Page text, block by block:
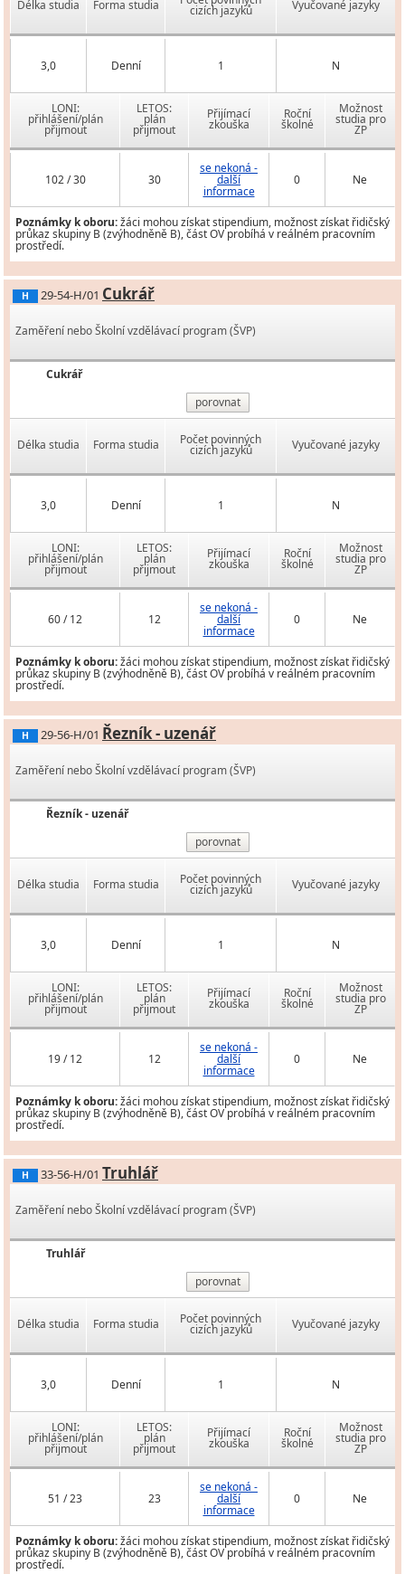
Délka studia Forma studia cizích jazyků Vyučované jazyky
3,0 Denní 1 N
LONI:
přihlášení/plán
přijmout
LETOS:
plán
přijmout
Přijímací
zkouška
Roční
školné
Možnost
studia pro
ZP
102 / 30 30
se nekoná -
další
informace
0 Ne
Poznámky k oboru:žáci mohou získat stipendium, možnost získat řidičský
průkaz skupiny B (zvýhodněně B), část OV probíhá v reálném pracovním
prostředí.
H 29-54-H/01 Cukrář
Zaměření nebo Školní vzdělávací program (ŠVP)
Cukrář
porovnat
Délka studia Forma studia Počet povinných
cizích jazyků Vyučované jazyky
3,0 Denní 1 N
LONI:
přihlášení/plán
přijmout
LETOS:
plán
přijmout
Přijímací
zkouška
Roční
školné
Možnost
studia pro
ZP
60 / 12 12
se nekoná -
další
informace
0 Ne
Poznámky k oboru:žáci mohou získat stipendium, možnost získat řidičský
průkaz skupiny B (zvýhodněně B), část OV probíhá v reálném pracovním
prostředí.
H 29-56-H/01 Řezník - uzenář
Zaměření nebo Školní vzdělávací program (ŠVP)
Řezník - uzenář
porovnat
Délka studia Forma studia Počet povinných
cizích jazyků Vyučované jazyky
3,0 Denní 1 N
LONI:
přihlášení/plán
přijmout
LETOS:
plán
přijmout
Přijímací
zkouška
Roční
školné
Možnost
studia pro
ZP
19 / 12 12
se nekoná -
další
informace
0 Ne
Poznámky k oboru:žáci mohou získat stipendium, možnost získat řidičský
průkaz skupiny B (zvýhodněně B), část OV probíhá v reálném pracovním
prostředí.
H 33-56-H/01 Truhlář
Zaměření nebo Školní vzdělávací program (ŠVP)
Truhlář
porovnat
Délka studia Forma studia Počet povinných
cizích jazyků Vyučované jazyky
3,0 Denní 1 N
LONI:
přihlášení/plán
přijmout
LETOS:
plán
přijmout
Přijímací
zkouška
Roční
školné
Možnost
studia pro
ZP
51 / 23 23
se nekoná -
další
informace
0 Ne
Poznámky k oboru:žáci mohou získat stipendium, možnost získat řidičský
průkaz skupiny B (zvýhodněně B), část OV probíhá v reálném pracovním
prostředí.